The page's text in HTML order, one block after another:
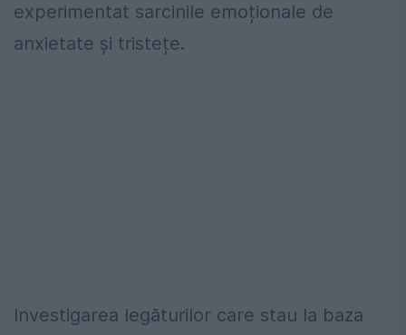
experimentat sarcinile emoționale de
anxietate și tristețe.
Investigarea legăturilor care stau la baza